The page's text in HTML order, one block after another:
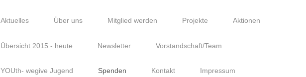
Aktuelles Über uns Mitglied werden Projekte Aktionen
Übersicht 2015 - heute Newsletter Vorstandschaft/Team
YOUth- wegive Jugend Spenden Kontakt Impressum